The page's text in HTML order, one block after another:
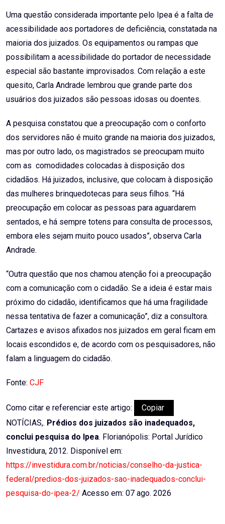
Uma questão considerada importante pelo Ipea é a falta de
acessibilidade aos portadores de deficiência, constatada na
maioria dos juizados. Os equipamentos ou rampas que
possibilitam a acessibilidade do portador de necessidade
especial são bastante improvisados. Com relação a este
quesito, Carla Andrade lembrou que grande parte dos
usuários dos juizados são pessoas idosas ou doentes.
A pesquisa constatou que a preocupação com o conforto
dos servidores não é muito grande na maioria dos juizados,
mas por outro lado, os magistrados se preocupam muito
com as comodidades colocadas à disposição dos
cidadãos. Há juizados, inclusive, que colocam à disposição
das mulheres brinquedotecas para seus filhos. “Há
preocupação em colocar as pessoas para aguardarem
sentados, e há sempre totens para consulta de processos,
embora eles sejam muito pouco usados”, observa Carla
Andrade.
“Outra questão que nos chamou atenção foi a preocupação
com a comunicação com o cidadão. Se a ideia é estar mais
próximo do cidadão, identificamos que há uma fragilidade
nessa tentativa de fazer a comunicação”, diz a consultora.
Cartazes e avisos afixados nos juizados em geral ficam em
locais escondidos e, de acordo com os pesquisadores, não
falam a linguagem do cidadão.
Fonte: CJF
Como citar e referenciar este artigo:
Copiar
NOTÍCIAS,. Prédios dos juizados são inadequados,
conclui pesquisa do Ipea. Florianópolis: Portal Jurídico
Investidura, 2012. Disponível em:
https://investidura.com.br/noticias/conselho-da-justica-
federal/predios-dos-juizados-sao-inadequados-conclui-
pesquisa-do-ipea-2/ Acesso em: 07 ago. 2026